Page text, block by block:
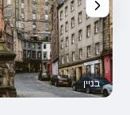
בניין